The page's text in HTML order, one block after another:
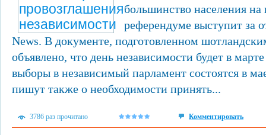
большинство населения на
референдуме выступит за
News. В документе, подготовленном
объявлено, что день независимости будет в
выборы в независимый парламент состоятся в
пишут также о необходимости принять...
3786 раз прочитано Комментировать